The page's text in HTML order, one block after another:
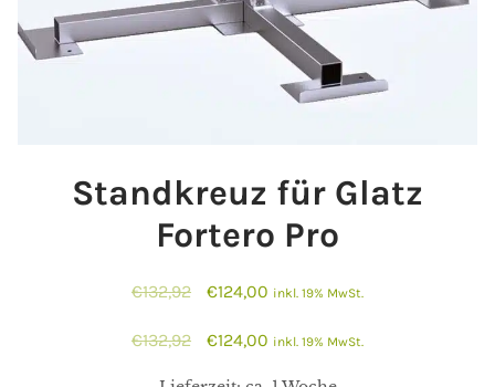
Standkreuz für Glatz
Fortero Pro
€132,92
Ursprünglicher
war:
€124,00Aktueller
ist:
inkl. 19% MwSt.
€132,92
Ursprünglicher
€124,00Aktueller
inkl. 19% MwSt.